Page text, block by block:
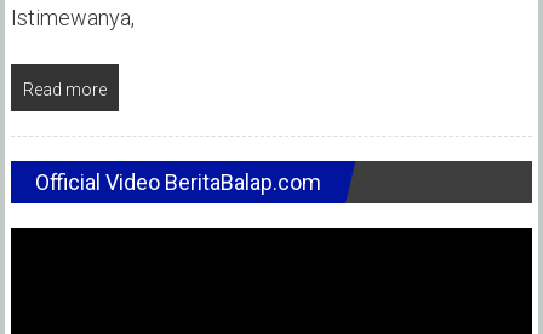
Istimewanya,
Read more
Official Video BeritaBalap.com